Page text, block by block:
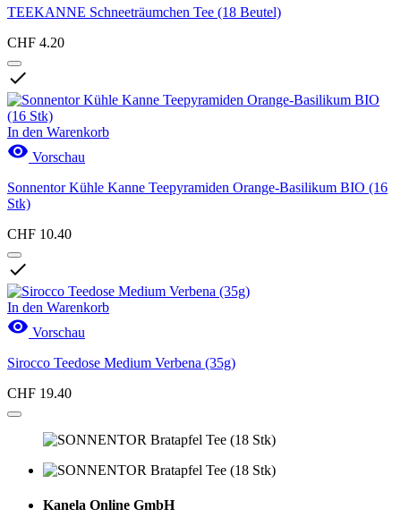
TEEKANNE Schneeträumchen Tee (18 Beutel)
CHF 4.20

In den Warenkorb
 Vorschau
Sonnentor Kühle Kanne Teepyramiden Orange-Basilikum BIO (16
Stk)
CHF 10.40

In den Warenkorb
 Vorschau
Sirocco Teedose Medium Verbena (35g)
CHF 19.40
Kanela Online GmbH